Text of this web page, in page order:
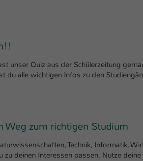
unser Quiz aus der Schülerzeitung
du alle wichtigen Infos zu den
Weg zum richtigen Studium
Technik, Informatik,
zu deinen Interessen passen. Nutze